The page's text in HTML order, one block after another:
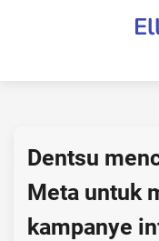
Dentsu
Meta untuk
kampanye